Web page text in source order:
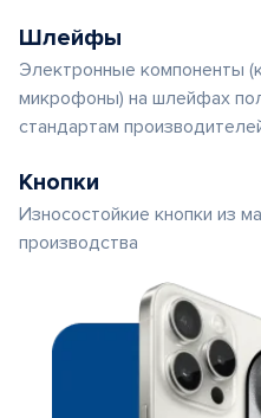
Шлейфы
Электронные компоненты
микрофоны) на шлейфах
стандартам
Кнопки
Износостойкие кнопки из
производства